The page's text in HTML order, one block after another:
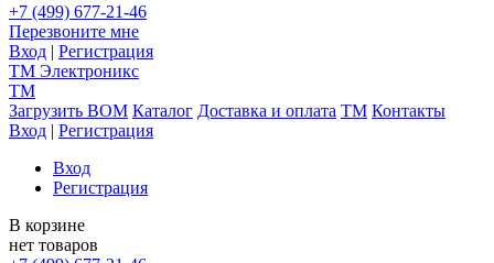
+7 (499) 677-21-46
Перезвоните мне
Вход | Регистрация
TM Электроникс
TM
Загрузить BOM Каталог Доставка и оплата TM Контакты
Вход | Регистрация
Вход
Регистрация
В корзине
нет товаров